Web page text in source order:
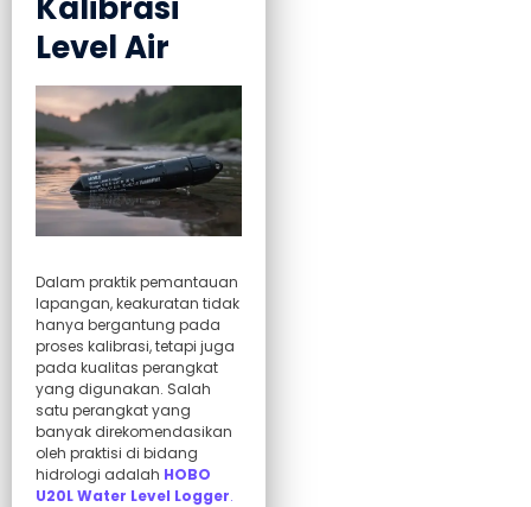
Level Air
Dalam praktik pemantauan
lapangan, keakuratan tidak
hanya bergantung pada
proses kalibrasi, tetapi juga
pada kualitas perangkat
yang digunakan. Salah
satu perangkat yang
banyak direkomendasikan
oleh praktisi di bidang
hidrologi adalah HOBO
U20L Water Level Logger.